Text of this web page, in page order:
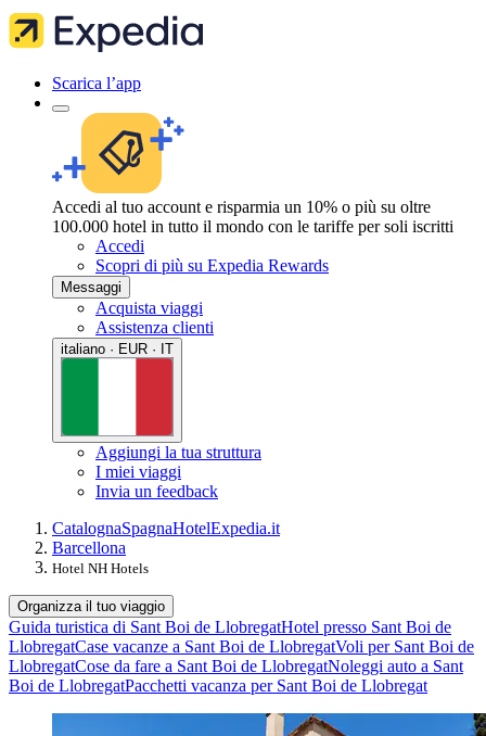
Scarica l’app
Accedi al tuo account e risparmia un 10% o più su oltre
100.000 hotel in tutto il mondo con le tariffe per soli iscritti
Accedi
Scopri di più su Expedia Rewards
Messaggi
Acquista viaggi
Assistenza clienti
italiano · EUR · IT
Aggiungi la tua struttura
I miei viaggi
Invia un feedback
CatalognaSpagnaHotelExpedia.it
Barcellona
Hotel NH Hotels
Organizza il tuo viaggio
Guida turistica di Sant Boi de LlobregatHotel presso Sant Boi de
LlobregatCase vacanze a Sant Boi de LlobregatVoli per Sant Boi de
LlobregatCose da fare a Sant Boi de LlobregatNoleggi auto a Sant
Boi de LlobregatPacchetti vacanza per Sant Boi de Llobregat